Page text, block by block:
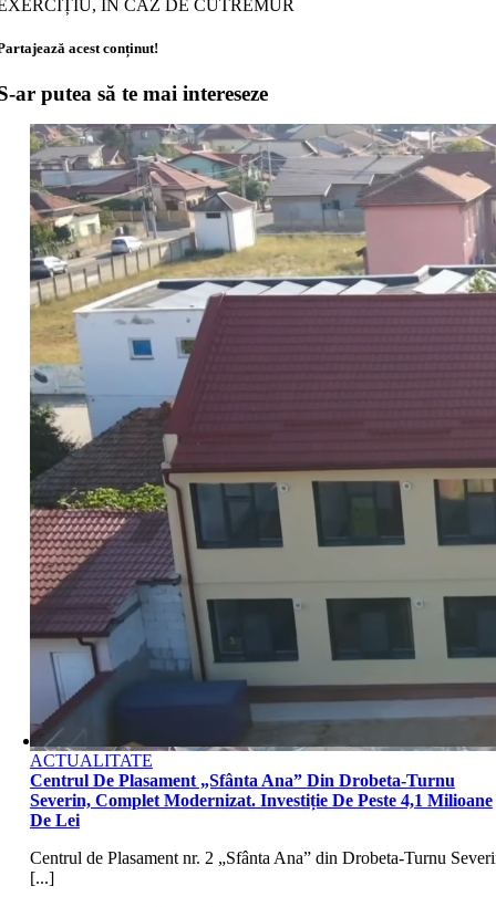
ÎN CAZ DE CUTREMUR
acest conținut!
ar putea să te mai intereseze
ACTUALITATE
Centrul De Plasament „Sfânta Ana” Din Drobeta-Turnu
Severin, Complet Modernizat. Investiție De Peste 4,1 Milioane
De Lei
Centrul de Plasament nr. 2 „Sfânta Ana” din Drobeta-Turnu
[...]